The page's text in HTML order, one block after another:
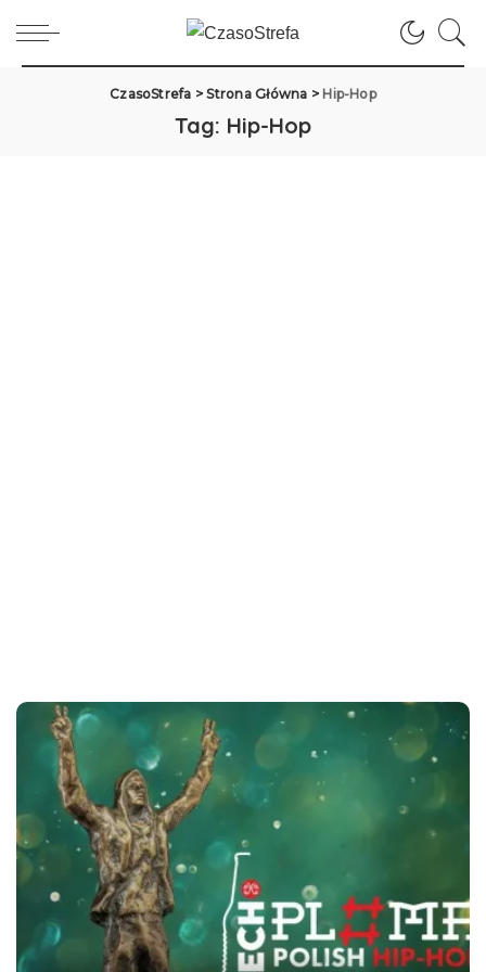
CzasoStrefa >Strona Główna > Hip-Hop
Tag: Hip-Hop